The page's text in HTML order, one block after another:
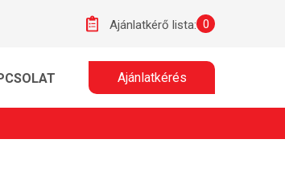
Ajánlatkérő lista: 0
Ajánlatkérés